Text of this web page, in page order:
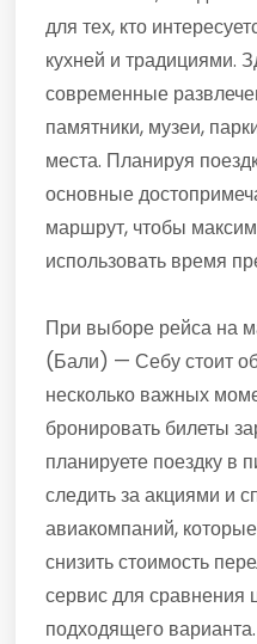
для тех, кто
кухней и традициями.
современные
памятники, музеи,
места. Планируя
основные
маршрут, чтобы
использовать время
При выборе рейса на
(Бали) — Себу стоит
несколько важных
бронировать билеты
планируете поездку в
следить за акциями и
авиакомпаний,
снизить стоимость
сервис для
подходящего варианта.